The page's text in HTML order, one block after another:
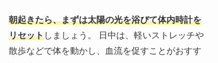
朝起きたら、まずは太陽の光を浴びて体内時計を
リセットしましょう。 日中は、軽いストレッチや
散歩などで体を動かし、血流を促すことがおすす